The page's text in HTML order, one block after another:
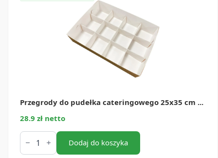
Przegrody do pudełka cateringowego 25x35 cm ...
28.9 zł netto
ilość
Przegrody
do
Dodaj do koszyka